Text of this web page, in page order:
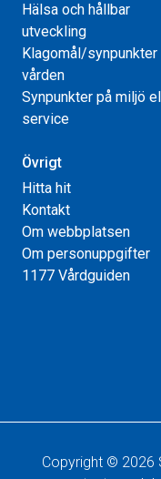
Hälsa och hållbar
utveckling
Klagomål/synpunkter
vården
Synpunkter på miljö
service
Övrigt
Hitta hit
Kontakt
Om webbplatsen
Om personuppgifter
1177 Vårdguiden
Copyright © 2026